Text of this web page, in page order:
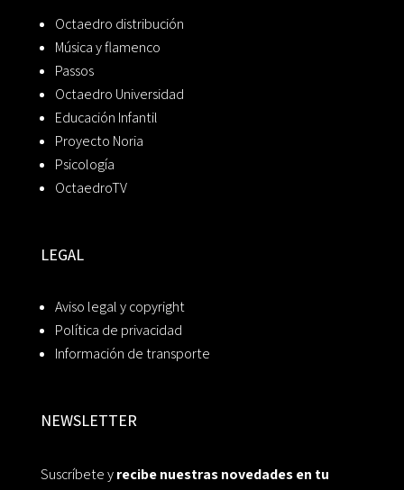
Octaedro distribución
Música y flamenco
Passos
Octaedro Universidad
Educación Infantil
Proyecto Noria
Psicología
OctaedroTV
LEGAL
Aviso legal y copyright
Política de privacidad
Información de transporte
NEWSLETTER
Suscríbete yrecibe nuestras novedades en tu